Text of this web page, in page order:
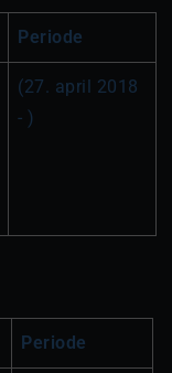
Periode
(27. april 2018
- )
Periode